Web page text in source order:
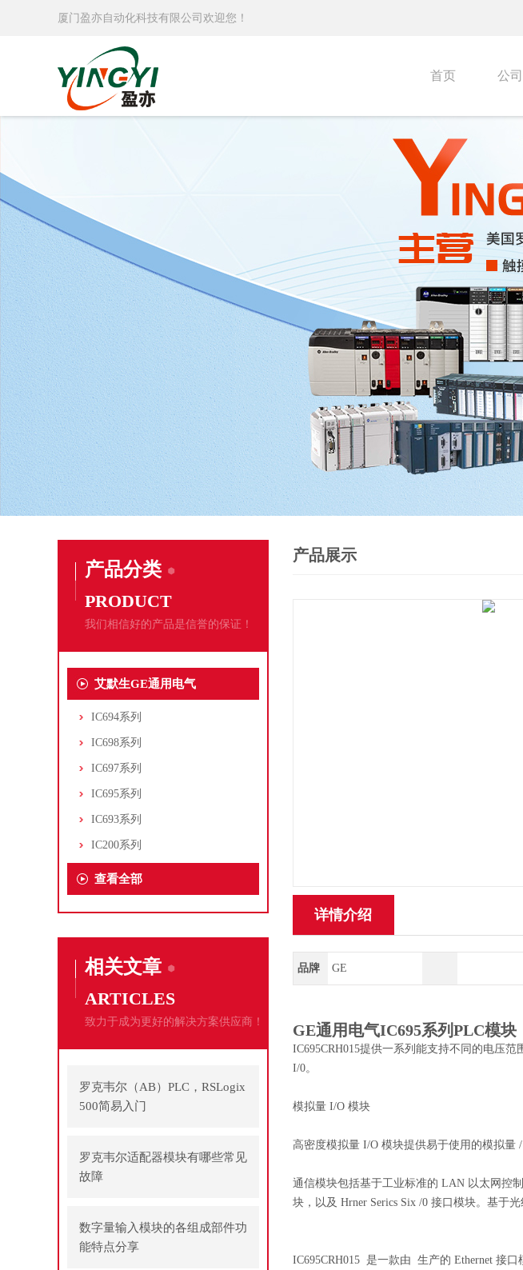
厦门盈亦自动化科技有限公司欢迎您！
首页 公
产品分类
PRODUCT
我们相信好的产品是信誉的保证！
艾默生GE通用电气
IC694系列
IC698系列
IC697系列
IC695系列
IC693系列
IC200系列
查看全部
相关文章
ARTICLES
致力于成为更好的解决方案供应商！
罗克韦尔（AB）PLC，RSLogix
500简易入门
罗克韦尔适配器模块有哪些常见
故障
数字量输入模块的各组成部件功
能特点分享
产品展示
详情介绍
品牌 GE
GE通用电气IC695系列PLC模块
IC695CRH015提供一系列能支持不同的电压
I/0。
模拟量 I/O 模块
高密度模拟量 I/O 模块提供易于使用的模拟
通信模块包括基于工业标准的 LAN 以太网控
块，以及 Hrner Serics Six /0 接口模块。基于
IC695CRH015 是一款由 生产的 Ethernet 接